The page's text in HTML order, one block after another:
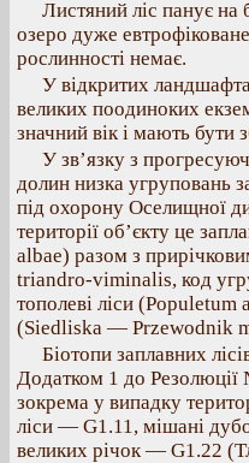
Листяний ліс панує на
озеро дуже
рослинності немає.
У відкритих
великих поодиноких
значний вік і мають бути
У зв’язку з
долин низка угруповань
під охорону Оселищної
території об’єкту це
albae) разом з
triandro-viminalis, код
тополеві ліси
(Siedliska — Przewodnik
Біотопи заплавних
Додатком 1 до Резолюції
зокрема у випадку
ліси — G1.11, мішані
великих річок — G1.22